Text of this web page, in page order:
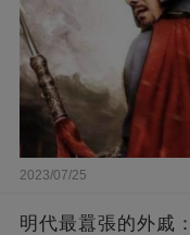
2023/07/25
明代最囂張的外戚